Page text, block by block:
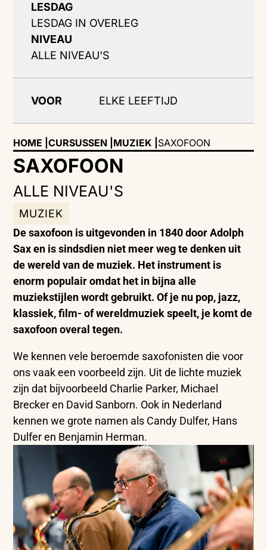
HOME |CURSUSSEN | MUZIEK SAXOFOON
SAXOFOON
ALLE NIVEAU'S
MUZIEK
De saxofoon is uitgevonden in 1840 door Adolph
Sax en is sindsdien niet meer weg te denken uit
de wereld van de muziek. Het instrument is
enorm populair omdat het in bijna alle
muziekstijlen wordt gebruikt. Of je nu pop, jazz,
klassiek, film- of wereldmuziek speelt, je komt de
saxofoon overal tegen.
We kennen vele beroemde saxofonisten die voor
ons vaak een voorbeeld zijn. Uit de lichte muziek
zijn dat bijvoorbeeld Charlie Parker, Michael
Brecker en David Sanborn. Ook in Nederland
kennen we grote namen als Candy Dulfer, Hans
Dulfer en Benjamin Herman.
LESDAG
LESDAG IN OVERLEG
NIVEAU
ALLE NIVEAU'S
VOOR ELKE LEEFTIJD